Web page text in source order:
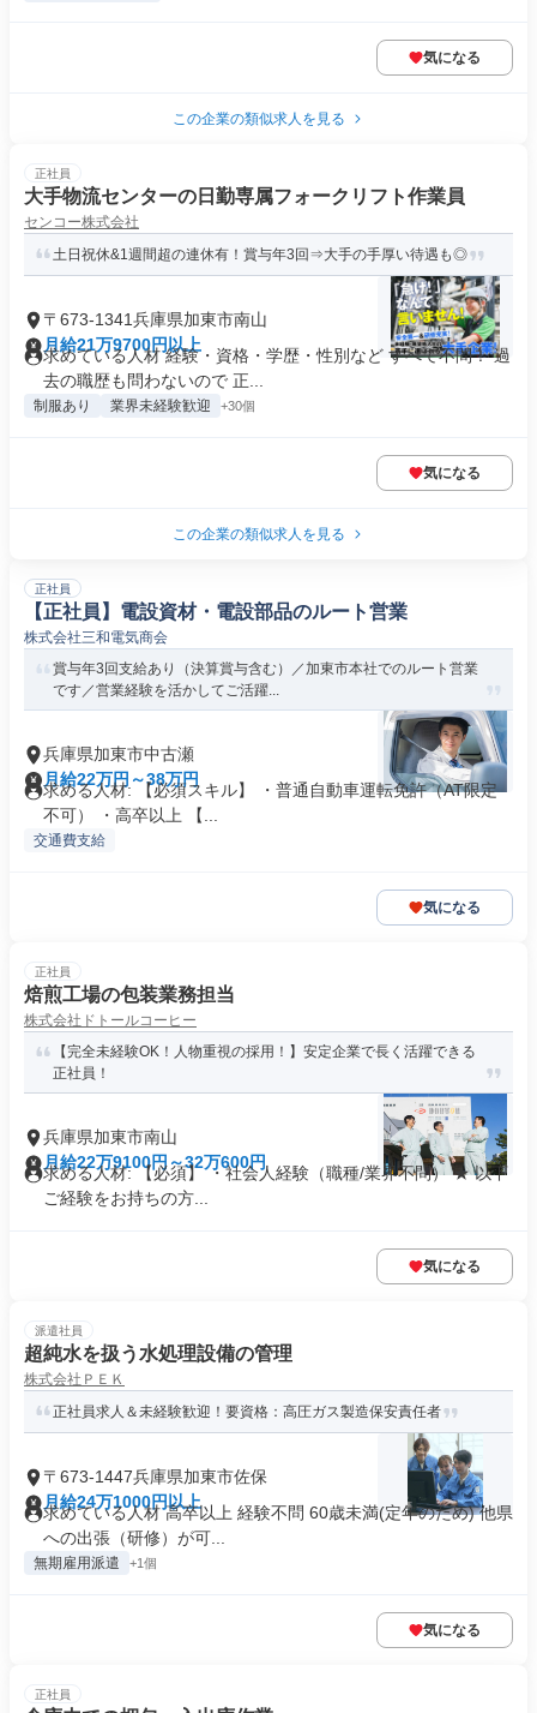
気になる
この企業の類似求人を見る
正社員
大手物流センターの日勤専属フォークリフト作業員
センコー株式会社
土日祝休&1週間超の連休有！賞与年3回⇒大手の手厚い待遇も◎
〒673-1341兵庫県加東市南山
月給21万9700円以上
求めている人材 経験・資格・学歴・性別など すべて不問！ 過
去の職歴も問わないので 正...
制服あり 業界未経験歓迎 +30個
気になる
この企業の類似求人を見る
正社員
【正社員】電設資材・電設部品のルート営業
株式会社三和電気商会
賞与年3回支給あり（決算賞与含む）／加東市本社でのルート営業
です／営業経験を活かしてご活躍...
兵庫県加東市中古瀬
月給22万円～38万円
求める人材: 【必須スキル】 ・普通自動車運転免許（AT限定
不可） ・高卒以上 【...
交通費支給
気になる
正社員
焙煎工場の包装業務担当
株式会社ドトールコーヒー
【完全未経験OK！人物重視の採用！】安定企業で長く活躍できる
正社員！
兵庫県加東市南山
月給22万9100円～32万600円
求める人材: 【必須】 ・社会人経験（職種/業界不問） ★ 以下
ご経験をお持ちの方...
気になる
派遣社員
超純水を扱う水処理設備の管理
株式会社ＰＥＫ
正社員求人＆未経験歓迎！要資格：高圧ガス製造保安責任者
〒673-1447兵庫県加東市佐保
月給24万1000円以上
求めている人材 高卒以上 経験不問 60歳未満(定年のため) 他県
への出張（研修）が可...
無期雇用派遣 +1個
気になる
正社員